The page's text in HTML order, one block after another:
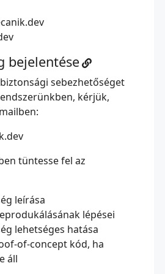
bejelentése
sebezhetőséget
kérjük,
tüntesse fel az
leírása
lépései
lehetséges hatása
of-concept kód, ha
áll